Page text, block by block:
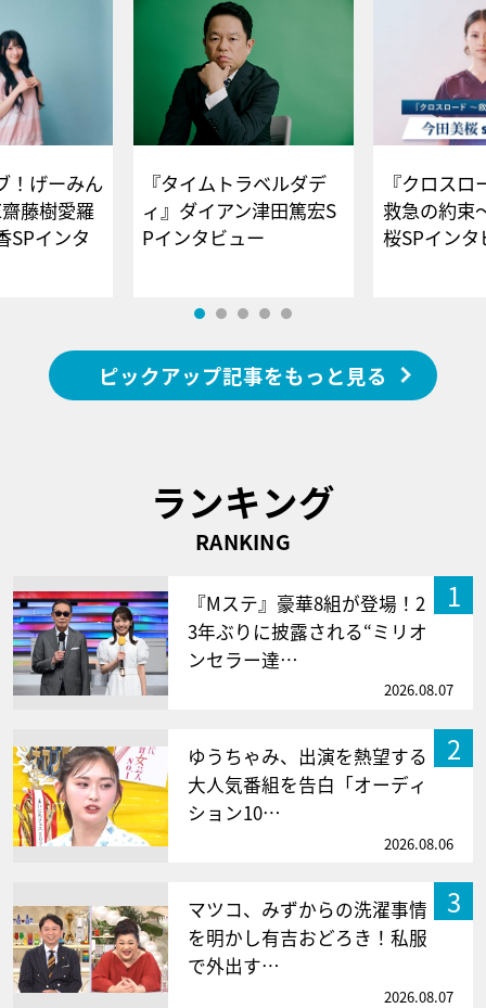
！げーみん
藤樹愛羅
SPインタ
『タイムトラベルダデ
ィ』ダイアン津田篤宏S
Pインタビュー
『クロス
救急の約束
桜SPイ
ピックアップ記事をもっと見る
ランキング
RANKING
1
『Mステ』豪華8組が登場！2
3年ぶりに披露される“ミリオ
ンセラー達…
2026.08.07
2
ゆうちゃみ、出演を熱望する
大人気番組を告白「オーディ
ション10…
2026.08.06
3
マツコ、みずからの洗濯事情
を明かし有吉おどろき！私服
で外出す…
2026.08.07